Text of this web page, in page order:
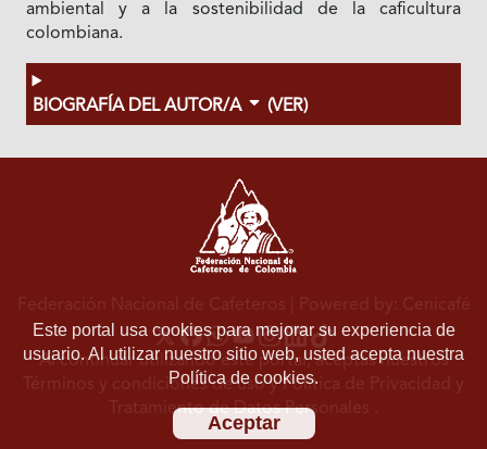
ambiental y a la sostenibilidad de la caficultura
colombiana.
BIOGRAFÍA DEL AUTOR/A (VER)
Este portal usa cookies para mejorar su experiencia de
usuario. Al utilizar nuestro sitio web, usted acepta nuestra
Política de cookies.
Aceptar
Federación Nacional de Cafeteros | Powered by: Cenicafé
Al continuar utilizando este portal, aceptas nuestros
Términos y condiciones de usoyPolítica de Privacidad y
Tratamiento de Datos Personales